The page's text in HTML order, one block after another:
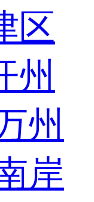
区
州
州
岸